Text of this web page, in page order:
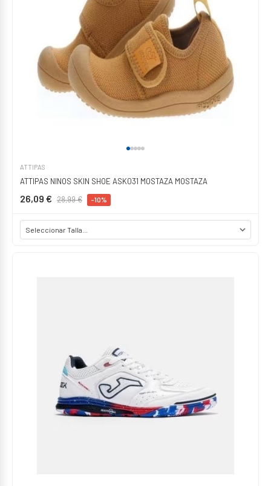
ATTIPAS
ATTIPAS NINOS SKIN SHOE ASK031 MOSTAZA MOSTAZA
26,09 € 28,99 € -10%